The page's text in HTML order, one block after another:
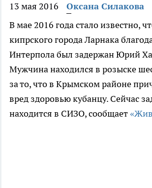
13 мая 2016
Оксана Силакова
В мае 2016 года стало известно,
кипрского города Ларнака
Интерпола был задержан Юрий
Мужчина находился в розыске
за то, что в Крымском районе
вред здоровью кубанцу. Сейчас
находится в СИЗО, сообщает